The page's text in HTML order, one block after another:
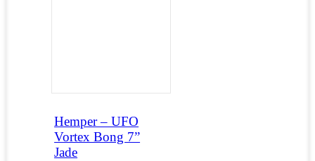
Hemper – UFO
Vortex Bong 7”
Jade